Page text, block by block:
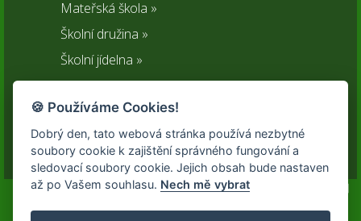
Mateřská škola »
Školní družina »
Školní jídelna »
Sportovní areál »
Spolek rodičů »
Kontakty
🍪 Používáme Cookies!
Dobrý den, tato webová stránka používá nezbytné
soubory cookie k zajištění správného fungování a
sledovací soubory cookie. Jejich obsah bude nastaven
až po Vašem souhlasu. Nech mě vybrat